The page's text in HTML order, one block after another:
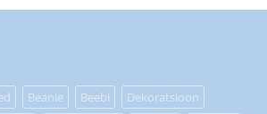
Beanie Beebi
Dekoratsioon